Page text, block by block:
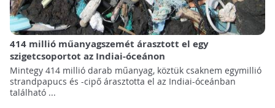
414 millió műanyagszemét árasztott el egy
szigetcsoportot az Indiai-óceánon
Mintegy 414 millió darab műanyag, köztük csaknem egymillió
strandpapucs és -cipő árasztotta el az Indiai-óceánban
található ...